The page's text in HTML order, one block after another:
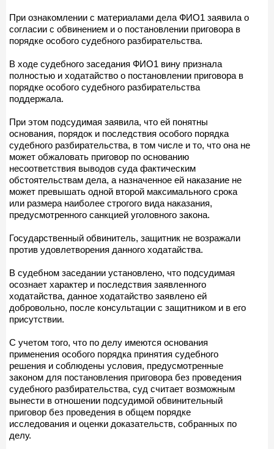
При ознакомлении с материалами дела ФИО1 заявила о
согласии с обвинением и о постановлении приговора в
порядке особого судебного разбирательства.
В ходе судебного заседания ФИО1 вину признала
полностью и ходатайство о постановлении приговора в
порядке особого судебного разбирательства
поддержала.
При этом подсудимая заявила, что ей понятны
основания, порядок и последствия особого порядка
судебного разбирательства, в том числе и то, что она не
может обжаловать приговор по основанию
несоответствия выводов суда фактическим
обстоятельствам дела, а назначенное ей наказание не
может превышать одной второй максимального срока
или размера наиболее строгого вида наказания,
предусмотренного санкцией уголовного закона.
Государственный обвинитель, защитник не возражали
против удовлетворения данного ходатайства.
В судебном заседании установлено, что подсудимая
осознает характер и последствия заявленного
ходатайства, данное ходатайство заявлено ей
добровольно, после консультации с защитником и в его
присутствии.
С учетом того, что по делу имеются основания
применения особого порядка принятия судебного
решения и соблюдены условия, предусмотренные
законом для постановления приговора без проведения
судебного разбирательства, суд считает возможным
вынести в отношении подсудимой обвинительный
приговор без проведения в общем порядке
исследования и оценки доказательств, собранных по
делу.